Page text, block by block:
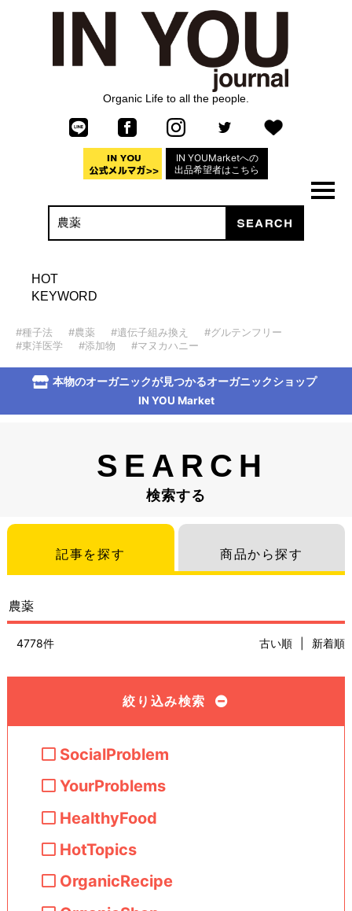
Organic Life to all the people.
IN YOUMarketへの
出品希望者はこちら
HOT
KEYWORD
#種子法 #農薬 #遺伝子組み換え
#グルテンフリー
#東洋医学
#添加物 #マヌカハニー
本物のオーガニックが見つかるオーガニックショップ
IN YOU Market
SEARCH
検索する
記事を探す 商品から探す
4778件 古い順 新着順
絞り込み検索
SocialProblem
YourProblems
HealthyFood
HotTopics
OrganicRecipe